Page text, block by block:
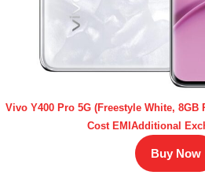
Vivo Y400 Pro 5G (Freestyle White, 8GB
Cost EMIAdditional
Buy Now